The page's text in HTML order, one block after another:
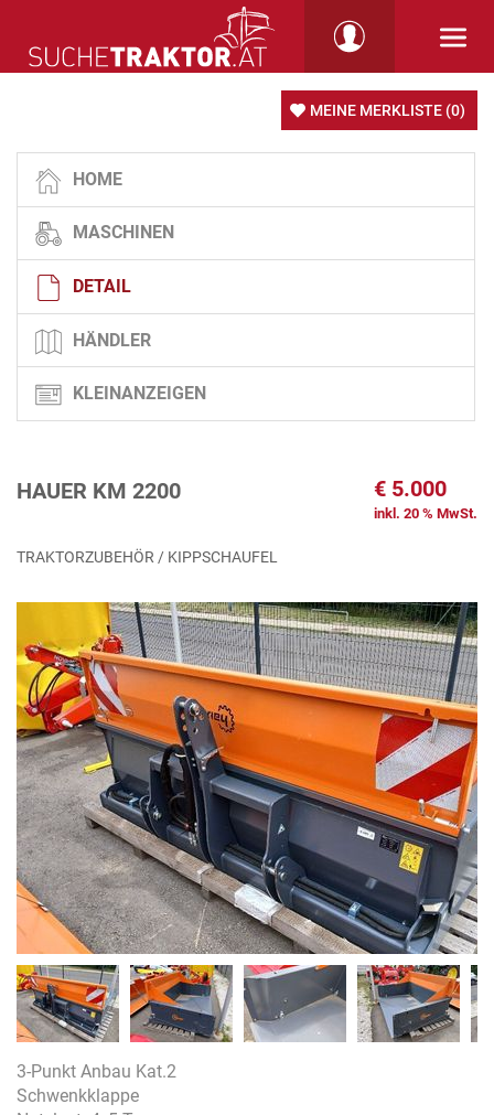
MEINE MERKLISTE (0)
HOME
MASCHINEN
DETAIL
HÄNDLER
KLEINANZEIGEN
HAUER KM 2200 € 5.000
inkl. 20 % MwSt.
TRAKTORZUBEHÖR / KIPPSCHAUFEL
3-Punkt Anbau Kat.2
Schwenkklappe